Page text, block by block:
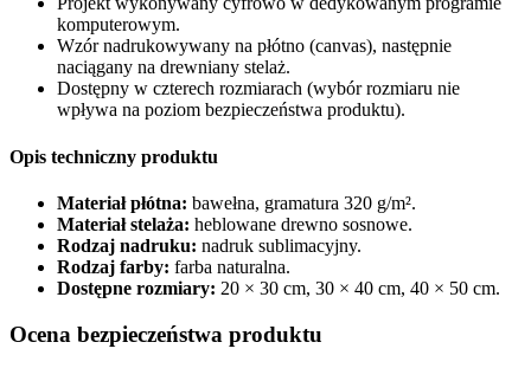
komputerowym.
Wzór nadrukowywany na płótno (canvas), następnie
naciągany na drewniany stelaż.
Dostępny w czterech rozmiarach (wybór rozmiaru nie
wpływa na poziom bezpieczeństwa produktu).
Opis techniczny produktu
Materiał płótna: bawełna, gramatura 320 g/m².
Materiał stelaża: heblowane drewno sosnowe.
Rodzaj nadruku: nadruk sublimacyjny.
Rodzaj farby: farba naturalna.
Dostępne rozmiary: 20 × 30 cm, 30 × 40 cm, 40 × 50 cm.
Ocena bezpieczeństwa produktu